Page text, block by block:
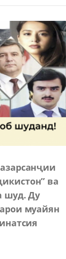
ва
шуд. Ду
муайян